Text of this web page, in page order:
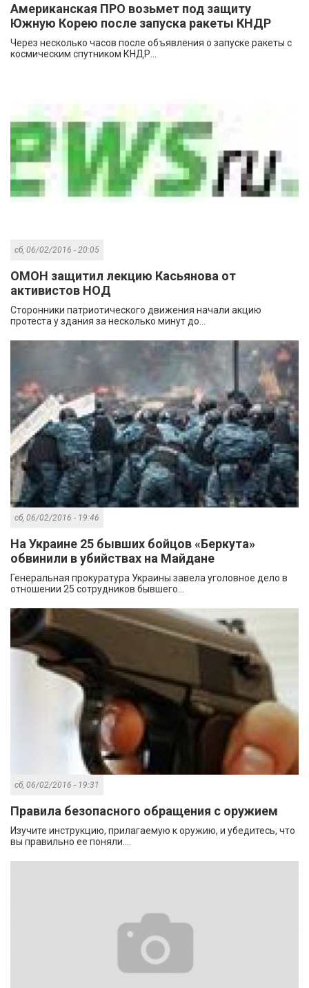
Американская ПРО возьмет под защиту
Южную Корею после запуска ракеты КНДР
Через несколько часов после объявления о запуске ракеты с
космическим спутником КНДР...
сб, 06/02/2016 - 20:05
ОМОН защитил лекцию Касьянова от
активистов НОД
Сторонники патриотического движения начали акцию
протеста у здания за несколько минут до...
сб, 06/02/2016 - 19:46
На Украине 25 бывших бойцов «Беркута»
обвинили в убийствах на Майдане
Генеральная прокуратура Украины завела уголовное дело в
отношении 25 сотрудников бывшего...
сб, 06/02/2016 - 19:31
Правила безопасного обращения с оружием
Изучите инструкцию, прилагаемую к оружию, и убедитесь, что
вы правильно ее поняли....